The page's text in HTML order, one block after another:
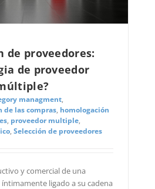
de proveedores:
de proveedor
managment,
de las compras, homologación
, proveedor multiple,
, Selección de proveedores
y comercial de una
ligado a su cadena